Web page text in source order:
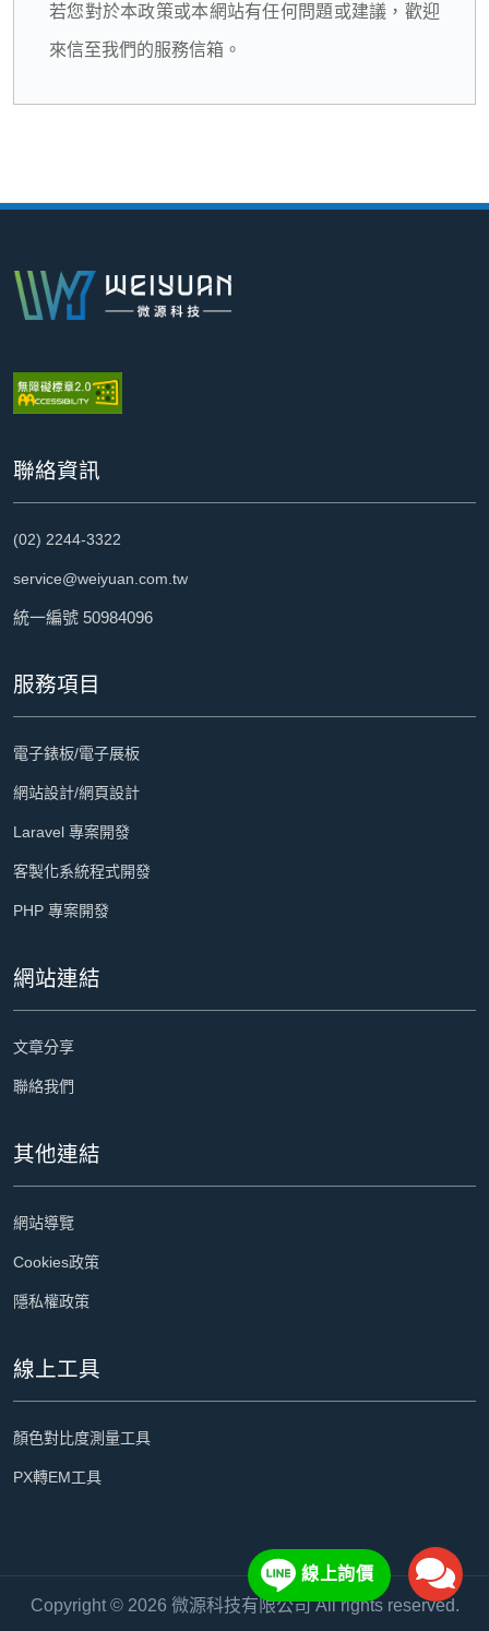
若您對於本政策或本網站有任何問題或建議，歡迎
來信至我們的服務信箱。
聯絡資訊
(02) 2244-3322
service@weiyuan.com.tw
統一編號 50984096
服務項目
電子錶板/電子展板
網站設計/網頁設計
Laravel 專案開發
客製化系統程式開發
PHP 專案開發
網站連結
文章分享
聯絡我們
其他連結
網站導覽
Cookies政策
隱私權政策
線上工具
顏色對比度測量工具
PX轉EM工具
Copyright © 2026 微源科技有限公司 All rights reserved.
線上詢價